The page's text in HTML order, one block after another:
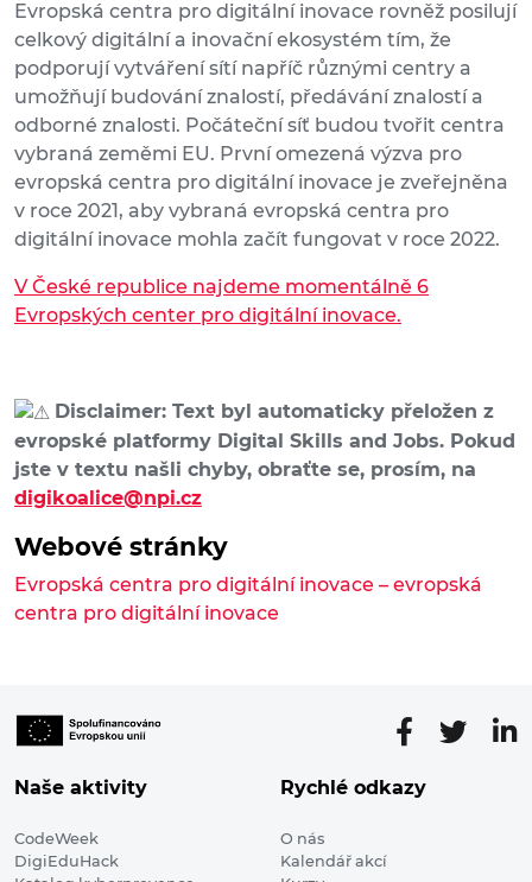
Evropská centra pro digitální inovace rovněž posilují
celkový digitální a inovační ekosystém tím, že
podporují vytváření sítí napříč různými centry a
umožňují budování znalostí, předávání znalostí a
odborné znalosti. Počáteční síť budou tvořit centra
vybraná zeměmi EU. První omezená výzva pro
evropská centra pro digitální inovace je zveřejněna
v roce 2021, aby vybraná evropská centra pro
digitální inovace mohla začít fungovat v roce 2022.
V České republice najdeme momentálně 6
Evropských center pro digitální inovace.
Disclaimer: Text byl automaticky přeložen z
evropské platformy Digital Skills and Jobs. Pokud
jste v textu našli chyby, obraťte se, prosím, na
digikoalice@npi.cz
Webové stránky
Evropská centra pro digitální inovace – evropská
centra pro digitální inovace
Naše aktivity
CodeWeek
DigiEduHack
Rychlé odkazy
O nás
Kalendář akcí